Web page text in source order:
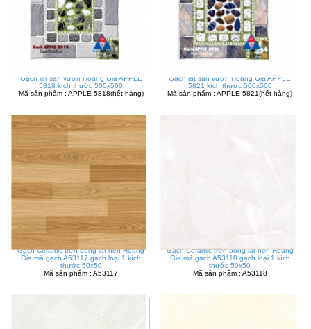
Gạch lát sân vườn Hoàng Gia APPLE
5818 kích thước 500x500
Mã sản phẩm : APPLE 5818(hết hàng)
Gạch lát sân vườn Hoàng Gia APPLE
5821 kích thước 500x500
Mã sản phẩm : APPLE 5821(hết hàng)
Gạch Ceramic trơn bóng lát nền Hoàng
Gia mã gạch A53117 gạch loại 1 kích
thước 50x50
Mã sản phẩm : A53117
Gạch Ceramic trơn bóng lát nền Hoàng
Gia mã gạch A53118 gạch loại 1 kích
thước 50x50
Mã sản phẩm : A53118